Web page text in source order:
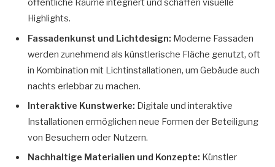
öffentliche Räume integriert und schaffen visuelle
Highlights.
Fassadenkunst und Lichtdesign: Moderne Fassaden
werden zunehmend als künstlerische Fläche genutzt, oft
in Kombination mit Lichtinstallationen, um Gebäude auch
nachts erlebbar zu machen.
Interaktive Kunstwerke: Digitale und interaktive
Installationen ermöglichen neue Formen der Beteiligung
von Besuchern oder Nutzern.
Nachhaltige Materialien und Konzepte: Künstler